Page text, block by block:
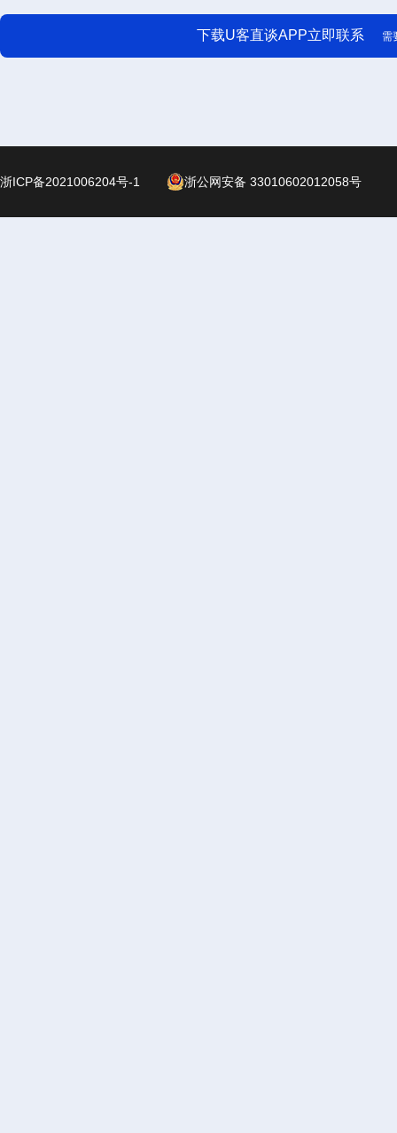
下载U客直谈APP立即联系 需
浙ICP备2021006204号-1 浙公网安备 33010602012058号